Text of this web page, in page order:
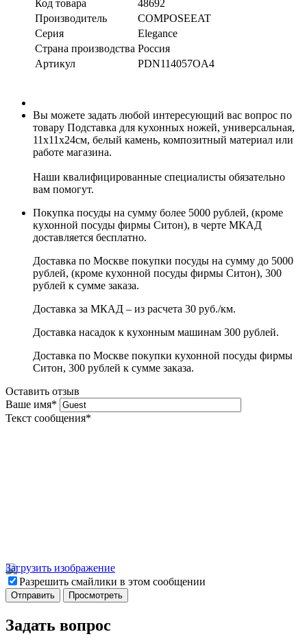
Код товара
48692
Производитель
COMPOSEEAT
Серия
Elegance
Страна производства Россия
Артикул
PDN114057OA4
Вы можете задать любой интересующий вас вопрос по
товару Подставка для кухонных ножей, универсальная,
11х11х24см, белый камень, композитный материал или
работе магазина.
Наши квалифицированные специалисты обязательно
вам помогут.
Покупка посуды на сумму более 5000 рублей, (кроме
кухонной посуды фирмы Ситон), в черте МКАД
доставляется бесплатно.
Доставка по Москве покупки посуды на сумму до 5000
рублей, (кроме кухонной посуды фирмы Ситон), 300
рублей к сумме заказа.
Доставка за МКАД – из расчета 30 руб./км.
Доставка насадок к кухонным машинам 300 рублей.
Доставка по Москве покупки кухонной посуды фирмы
Ситон, 300 рублей к сумме заказа.
Оставить отзыв
Ваше имя*
Текст сообщения*
Загрузить изображение
Разрешить смайлики в этом сообщении
Задать вопрос